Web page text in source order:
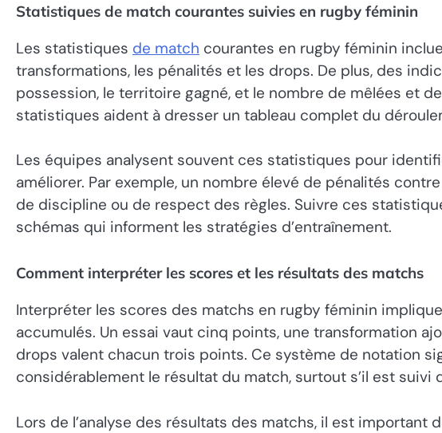
Statistiques de match courantes suivies en rugby féminin
Les statistiques de match courantes en rugby féminin
transformations, les pénalités et les drops. De plus, des
possession, le territoire gagné, et le nombre de mêlées et
statistiques aident à dresser un tableau complet du
Les équipes analysent souvent ces statistiques pour
améliorer. Par exemple, un nombre élevé de pénalités
de discipline ou de respect des règles. Suivre ces
schémas qui informent les stratégies d’entraînement.
Comment interpréter les scores et les résultats des matchs
Interpréter les scores des matchs en rugby féminin
accumulés. Un essai vaut cinq points, une transformation
drops valent chacun trois points. Ce système de notation
considérablement le résultat du match, surtout s’il est suivi
Lors de l’analyse des résultats des matchs, il est important